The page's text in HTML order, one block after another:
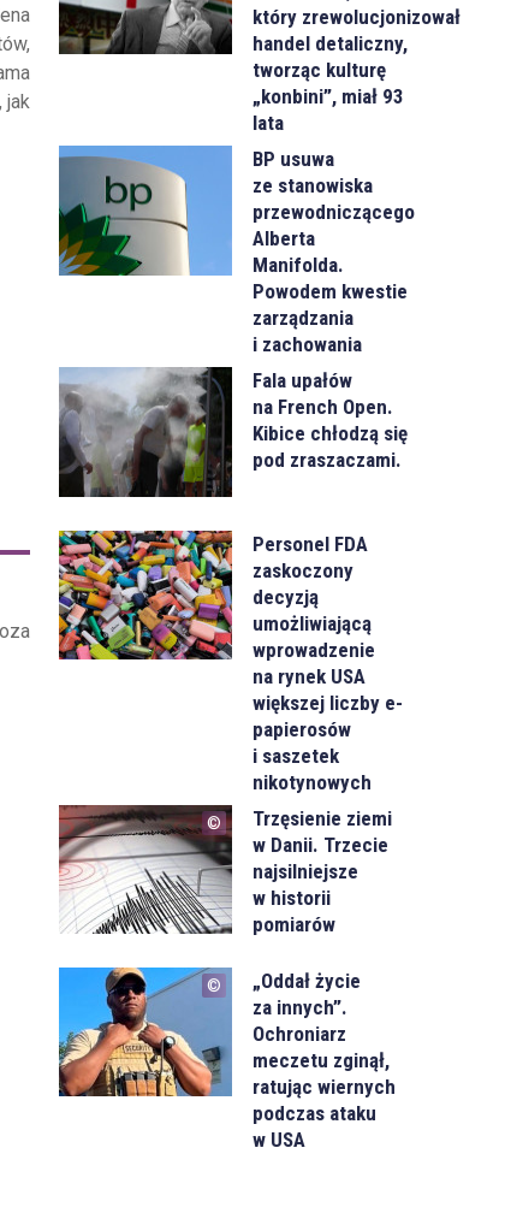
jak
który zrewolucjonizował
handel detaliczny,
tworząc kulturę
„konbini”, miał 93
lata
BP usuwa
ze stanowiska
przewodniczącego
Alberta
Manifolda.
Powodem kwestie
zarządzania
i zachowania
Fala upałów
na French Open.
Kibice chłodzą się
pod zraszaczami.
Personel FDA
zaskoczony
decyzją
umożliwiającą
wprowadzenie
na rynek USA
większej liczby e-
papierosów
i saszetek
nikotynowych
Trzęsienie ziemi
w Danii. Trzecie
najsilniejsze
w historii
pomiarów
„Oddał życie
za innych”.
Ochroniarz
meczetu zginął,
ratując wiernych
podczas ataku
w USA